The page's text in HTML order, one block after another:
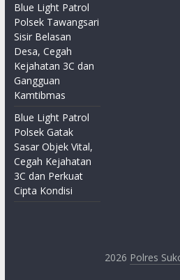
Blue Light Patrol
Polsek Tawangsari
Sisir Belasan
Desa, Cegah
Kejahatan 3C dan
Gangguan
Kamtibmas
Blue Light Patrol
Polsek Gatak
Sasar Objek Vital,
Cegah Kejahatan
3C dan Perkuat
Cipta Kondisi
2026 Polres